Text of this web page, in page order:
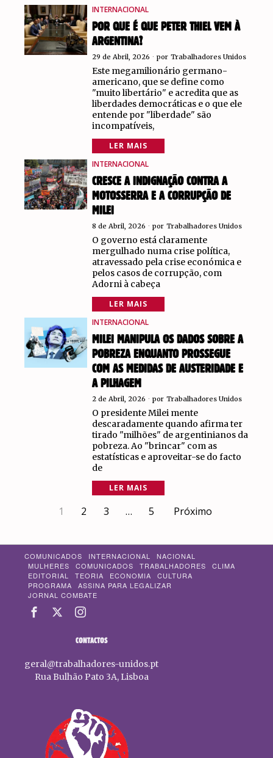
INTERNACIONAL
POR QUE É QUE PETER THIEL VEM À
ARGENTINA?
29 de Abril, 2026 por Trabalhadores Unidos
Este megamilionário germano-
americano, que se define como
"muito libertário" e acredita que as
liberdades democráticas e o que ele
entende por "liberdade" são
incompatíveis,
LER MAIS
INTERNACIONAL
CRESCE A INDIGNAÇÃO CONTRA A
MOTOSSERRA E A CORRUPÇÃO DE
MILEI
8 de Abril, 2026 por Trabalhadores Unidos
O governo está claramente
mergulhado numa crise política,
atravessado pela crise económica e
pelos casos de corrupção, com
Adorni à cabeça
LER MAIS
INTERNACIONAL
MILEI MANIPULA OS DADOS SOBRE A
POBREZA ENQUANTO PROSSEGUE
COM AS MEDIDAS DE AUSTERIDADE E
A PILHAGEM
2 de Abril, 2026 por Trabalhadores Unidos
O presidente Milei mente
descaradamente quando afirma ter
tirado "milhões" de argentinianos da
pobreza. Ao "brincar" com as
estatísticas e aproveitar-se do facto
de
LER MAIS
1 2 3 … 5 Próximo
COMUNICADOS INTERNACIONAL
NACIONAL
MULHERES
COMUNICADOS TRABALHADORES
CLIMA
EDITORIAL
TEORIA ECONOMIA
CULTURA
PROGRAMA
ASSINA PARA LEGALIZAR
JORNAL COMBATE
CONTACTOS
geral@trabalhadores-unidos.pt
Rua Bulhão Pato 3A, Lisboa